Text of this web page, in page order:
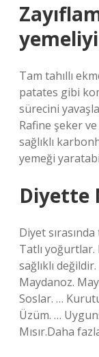
Tam tahıllı
patates gibi
sürecini
Rafine şeker
sağlıklı
yemeği
Diyette
Diyet
Tatlı
sağlıklı
Maydanoz.
Soslar. …
Üzüm. …
Mısır.Daha